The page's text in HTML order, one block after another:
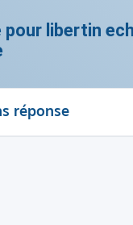
pour libertin
réponse